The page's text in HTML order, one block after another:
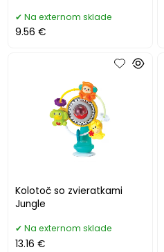
Na externom sklade
9.56 €
Kolotoč so zvieratkami
Jungle
Na externom sklade
13.16 €